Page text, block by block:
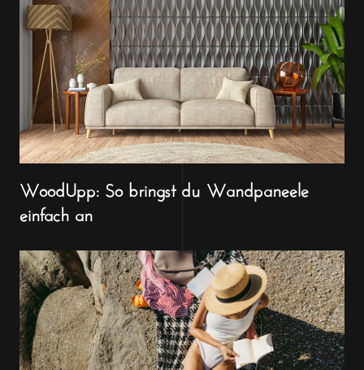
WoodUpp: So bringst du Wandpaneele
einfach an